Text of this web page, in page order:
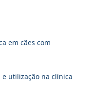
em cães com
utilização na clínica